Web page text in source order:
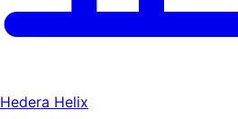
Hedera Helix